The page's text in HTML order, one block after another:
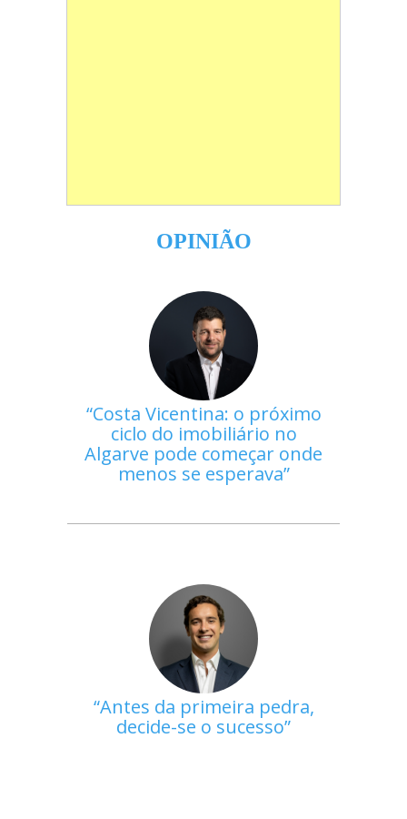
OPINIÃO
Costa Vicentina: o próximo
ciclo do imobiliário no
Algarve pode começar onde
menos se esperava
Antes da primeira pedra,
decide-se o sucesso